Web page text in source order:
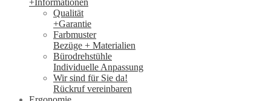
Qualität
+Garantie
Farbmuster
Bezüge + Materialien
Bürodrehstühle
Individuelle Anpassung
Wir sind für Sie da!
Rückruf vereinbaren